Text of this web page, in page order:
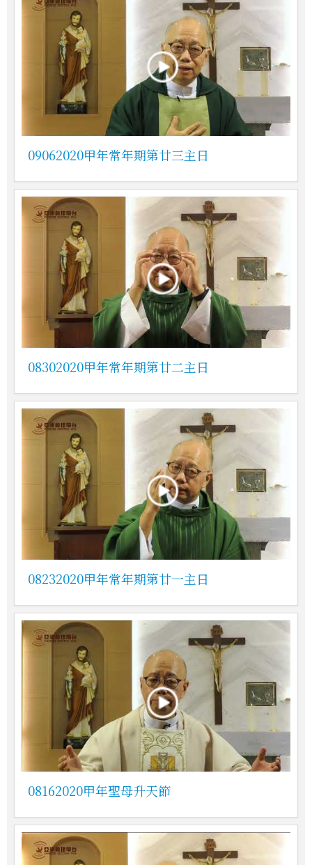
09062020甲年常年期第廿三主日
08302020甲年常年期第廿二主日
08232020甲年常年期第廿一主日
08162020甲年聖母升天節